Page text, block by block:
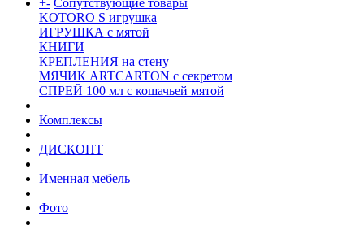
+- Сопутствующие товары
KOTORO S игрушка
ИГРУШКА с мятой
КНИГИ
КРЕПЛЕНИЯ на стену
МЯЧИК ARTCARTON с секретом
СПРЕЙ 100 мл с кошачьей мятой
Комплексы
ДИСКОНТ
Именная мебель
Фото